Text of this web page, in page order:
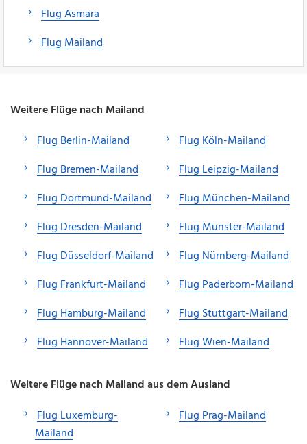
Flug Asmara
Flug Mailand
Weitere Flüge nach Mailand
Flug Berlin-Mailand
Flug Bremen-Mailand
Flug Dortmund-Mailand
Flug Dresden-Mailand
Flug Düsseldorf-Mailand
Flug Frankfurt-Mailand
Flug Hamburg-Mailand
Flug Hannover-Mailand
Flug Köln-Mailand
Flug Leipzig-Mailand
Flug München-Mailand
Flug Münster-Mailand
Flug Nürnberg-Mailand
Flug Paderborn-Mailand
Flug Stuttgart-Mailand
Flug Wien-Mailand
Weitere Flüge nach Mailand aus dem Ausland
Flug Luxemburg-
Mailand
Flug Prag-Mailand